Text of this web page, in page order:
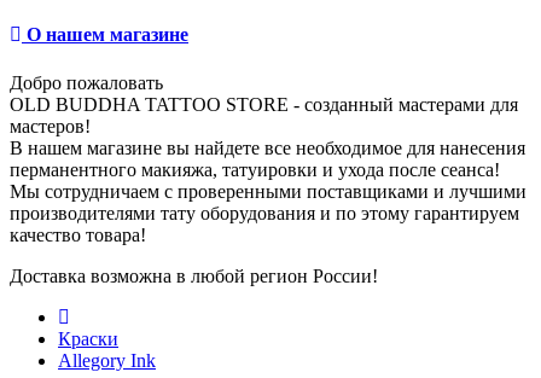
О нашем магазине
Добро пожаловать
OLD BUDDHA TATTOO STORE - созданный мастерами для
мастеров!
В нашем магазине вы найдете все необходимое для нанесения
перманентного макияжа, татуировки и ухода после сеанса!
Мы сотрудничаем с проверенными поставщиками и лучшими
производителями тату оборудования и по этому гарантируем
качество товара!
Доставка возможна в любой регион России!
Краски
Allegory Ink